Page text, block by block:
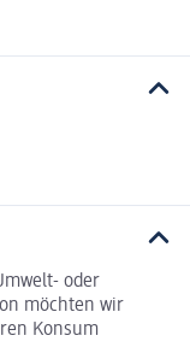
oder
möchten wir
Konsum